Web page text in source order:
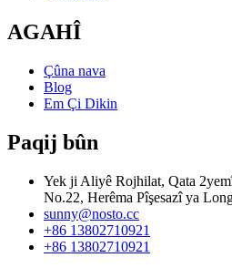
AGAHÎ
Çûna nava
Blog
Em Çi Dikin
Paqij bûn
Yek ji Aliyê Rojhilat, Qata
No.22, Herêma Pîşesazî ya
sunny@nosto.cc
+86 13802710921
+86 13802710921